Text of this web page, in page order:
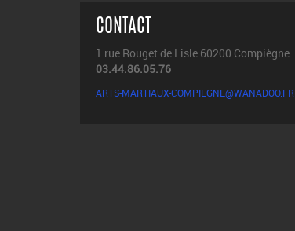
CONTACT
1 rue Rouget de Lisle 60200 Compiègne
03.44.86.05.76
ARTS-MARTIAUX-COMPIEGNE@WANADOO.FR